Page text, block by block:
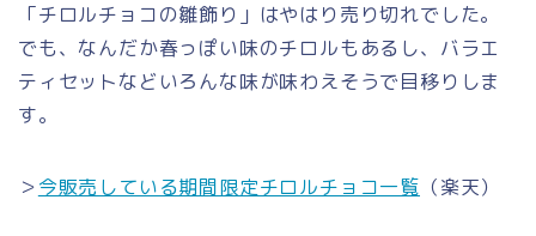
「チロルチョコの雛飾り」はやはり売り切れでした。
でも、なんだか春っぽい味のチロルもあるし、バラエ
ティセットなどいろんな味が味わえそうで目移りしま
す。
＞今販売している期間限定チロルチョコ一覧 （楽天）